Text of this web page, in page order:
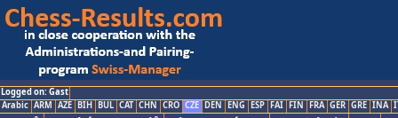
Logged on: Gast
Arabic ARM AZE BIH BUL CAT CHN CRO CZE DEN ENG ESP FAI FIN FRA GER GRE INA